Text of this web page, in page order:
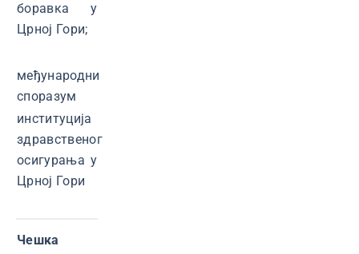
боравка у
Црној Гори;
међународни
споразум
институција
здравственог
осигурања у
Црној Гори
Чешка